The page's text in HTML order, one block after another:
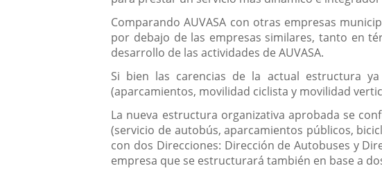
Comparando AUVASA con otras empresas
por debajo de las empresas similares, tanto en
desarrollo de las actividades de AUVASA.
Si bien las carencias de la actual estructura
(aparcamientos, movilidad ciclista y movilidad
La nueva estructura organizativa aprobada se
(servicio de autobús, aparcamientos públicos,
con dos Direcciones: Dirección de Autobuses y
empresa que se estructurará también en base a